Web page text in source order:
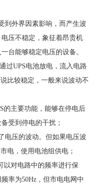
到外界因素影响，而产生波
压不稳定，象征着昂贵机
台能够稳定电压的设备。
过UPS电池放电，流入电路
比较稳定，一般来说波动不
的主要功能，能够在停电后
受到停电的干扰；
电压的波动。但如果电压波
电，使用电池组供电；
以对电路中的频率进行保
率为50Hz，但市电电网中